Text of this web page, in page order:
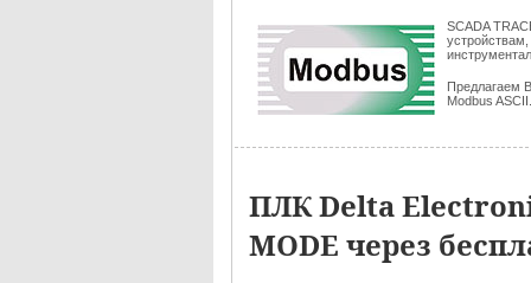
SCADA
Предлагаем
Modbus ASCII.
ПЛК Delta
MODE через